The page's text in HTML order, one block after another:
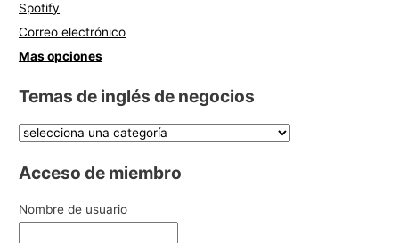
Spotify
Correo electrónico
Mas opciones
Temas de inglés de negocios
Acceso de miembro
Nombre de usuario